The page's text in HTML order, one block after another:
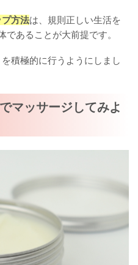
方法は、規則正しい生活を
であることが大前提です。
積極的に行うようにしまし
マッサージしてみよ